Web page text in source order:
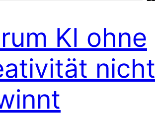
KI ohne
nicht